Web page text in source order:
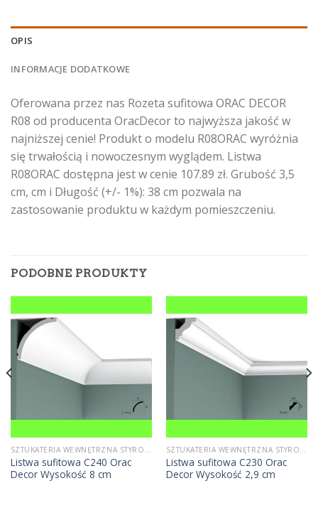
OPIS
INFORMACJE DODATKOWE
Oferowana przez nas Rozeta sufitowa ORAC DECOR
R08 od producenta OracDecor to najwyższa jakość w
najniższej cenie! Produkt o modelu R08ORAC wyróżnia
się trwałością i nowoczesnym wyglądem. Listwa
R08ORAC dostępna jest w cenie 107.89 zł. Grubość 3,5
cm, cm i Długość (+/- 1%): 38 cm pozwala na
zastosowanie produktu w każdym pomieszczeniu.
PODOBNE PRODUKTY
SZTUKATERIA WEWNĘTRZNA STYROPIANOWA
Listwa sufitowa C240 Orac
Decor Wysokość 8 cm
SZTUKATERIA WEWNĘTRZNA STYROPIANOWA
Listwa sufitowa C230 Orac
Decor Wysokość 2,9 cm